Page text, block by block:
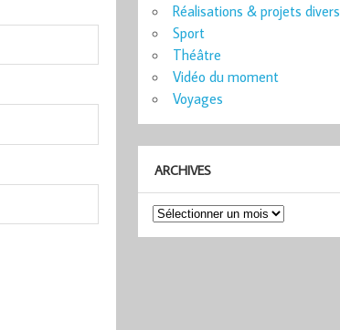
Réalisations & projets divers
Sport
Théâtre
Vidéo du moment
Voyages
ARCHIVES
Archives